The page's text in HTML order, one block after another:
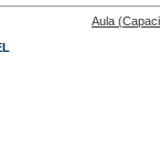
Aula